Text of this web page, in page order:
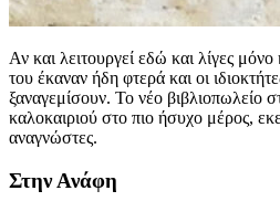
Αν και λειτουργεί εδώ και λίγες
του έκαναν ήδη φτερά και οι
ξαναγεμίσουν. To νέο βιβλιοπωλείο
καλοκαιριού στο πιο ήσυχο μέρος,
αναγνώστες.
Στην Ανάφη